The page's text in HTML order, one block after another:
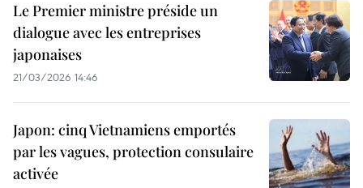
Le Premier ministre préside un
dialogue avec les entreprises
japonaises
21/03/2026 14:46
Japon: cinq Vietnamiens emportés
par les vagues, protection consulaire
activée